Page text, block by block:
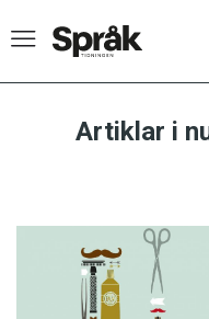
Krönikor
Språkfrågor
Artiklar i